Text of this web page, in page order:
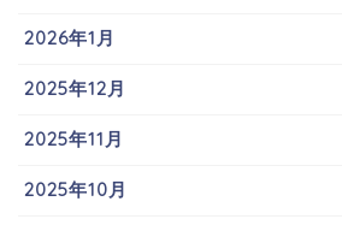
2026年1月
2025年12月
2025年11月
2025年10月